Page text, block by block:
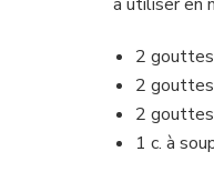
2 gouttes
2 gouttes
2 gouttes
1 c. à